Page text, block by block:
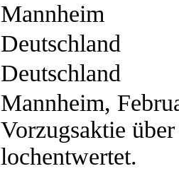
Mannheim
Deutschland
Deutschland
Mannheim,
Vorzugsaktie
lochentwertet.